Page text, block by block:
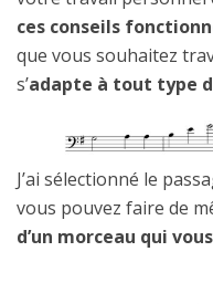
ces conseils
que vous souhaitez
s’adapte à tout type
J’ai sélectionné le
vous pouvez faire de
d’un morceau qui